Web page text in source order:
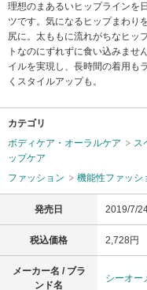
理想のまあるいヒップラインを
ツです。気になるヒップまわり
尻に。太ももに流れがちなヒッ
トなのにずれずに食い込みませ
イルを実現し、長時間の着用も
くスタイルアップも。
カテゴリ
ボディケア・オーラルケア
ス
ップケア
ファッション
機能性ファッシ
発売日 2019/7/
税込価格 2,728円
メーカー名 / ブラ
ンド名
シーオー